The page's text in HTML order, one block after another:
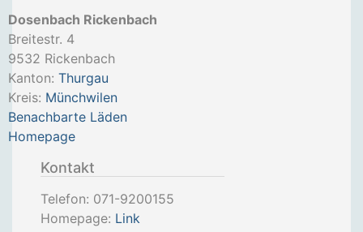
Dosenbach Rickenbach
Breitestr. 4
9532 Rickenbach
Kanton: Thurgau
Kreis: Münchwilen
Benachbarte Läden
Homepage
Kontakt
Telefon: 071-9200155
Homepage: Link